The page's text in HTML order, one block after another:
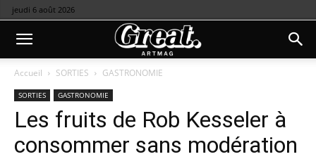
jeudi 6 août 2026
Accueil SORTIES GASTRONOMIE
SORTIES GASTRONOMIE
Les fruits de Rob Kesseler à
consommer sans modération